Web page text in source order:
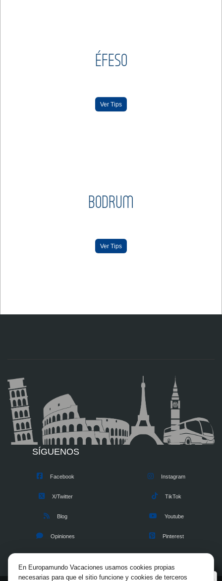
ÉFESO
Ver Tips
BODRUM
Ver Tips
SÍGUENOS
Facebook
X/Twitter
Blog
Opiniones
Instagram
TikTok
Youtube
Pinterest
En Europamundo Vacaciones usamos cookies propias
necesarias para que el sitio funcione y cookies de terceros